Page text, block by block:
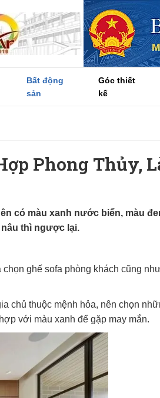
Bất động
sản
Góc thiết
kế
Phong Thủy,
có màu xanh nước biển, màu
nâu thì ngược lại.
ghế sofa phòng khách cũng
chủ thuộc mệnh hỏa, nên chọn
với màu xanh để gặp may mắn.